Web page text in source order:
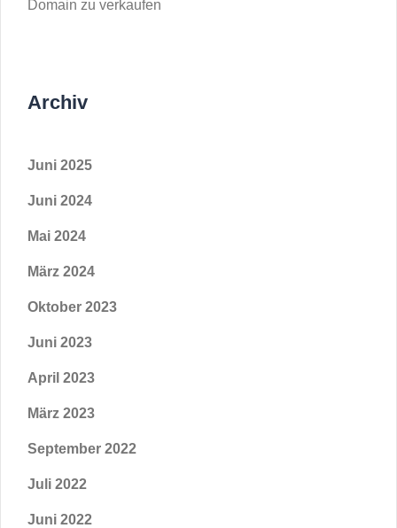
Domain zu verkaufen
Archiv
Juni 2025
Juni 2024
Mai 2024
März 2024
Oktober 2023
Juni 2023
April 2023
März 2023
September 2022
Juli 2022
Juni 2022